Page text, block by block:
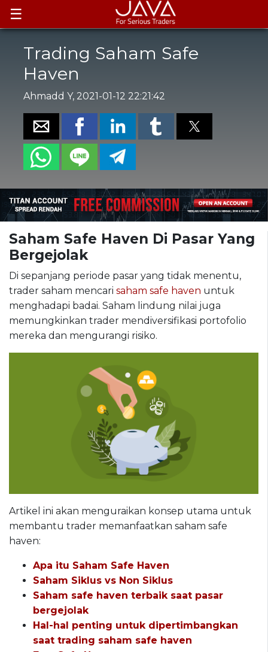
☰
Trading Saham Safe
Haven
Ahmadd Y, 2021-01-12 22:21:42
Saham Safe Haven Di Pasar Yang
Bergejolak
Di sepanjang periode pasar yang tidak menentu,
trader saham mencari saham safe haven untuk
menghadapi badai. Saham lindung nilai juga
memungkinkan trader mendiversifikasi portofolio
mereka dan mengurangi risiko.
Artikel ini akan menguraikan konsep utama untuk
membantu trader memanfaatkan saham safe
haven:
Apa itu Saham Safe Haven
Saham Siklus vs Non Siklus
Saham safe haven terbaik saat pasar
bergejolak
Hal-hal penting untuk dipertimbangkan
saat trading saham safe haven